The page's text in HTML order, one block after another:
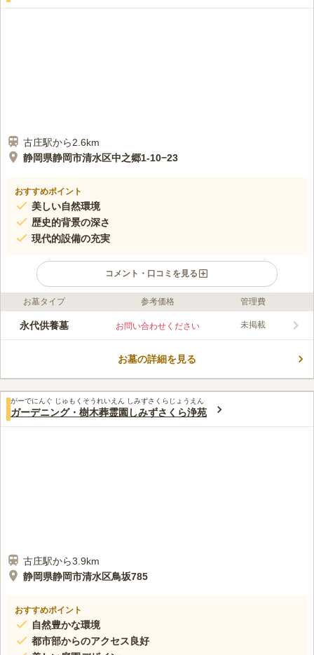
古庄駅から2.6km
静岡県静岡市清水区中之郷1-10−23
おすすめポイント
美しい自然環境
歴史的背景の深さ
現代的設備の充実
コメント・口コミを見る
口コミ評価
この霊園はまだ誰からも評価されていません。
お墓タイプ 参考価格 管理費
永代供養墓 お問い合わせください 未掲載
お墓の詳細を見る
がーでにんぐ じゅもくそうれいえん しみずさくらじょうえん
ガーデニング・樹木葬霊園しみずさくら浄苑
古庄駅から3.9km
静岡県静岡市清水区鳥坂785
おすすめポイント
自然豊かな環境
都市部からのアクセス良好